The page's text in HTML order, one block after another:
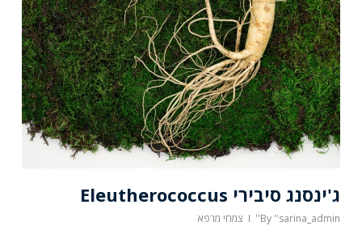
ג'ינסנג סיבירי Eleutherococcus
By ''sarina_admin'' צמחי מרפא